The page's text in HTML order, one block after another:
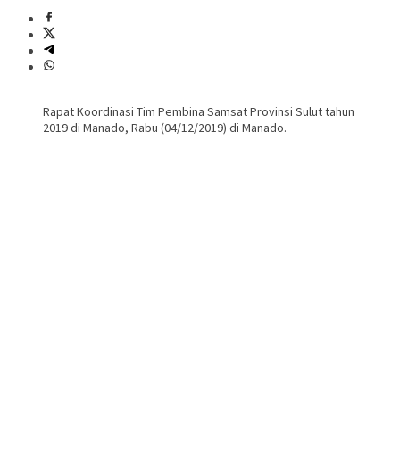
Rapat Koordinasi Tim Pembina Samsat Provinsi Sulut tahun
2019 di Manado, Rabu (04/12/2019) di Manado.